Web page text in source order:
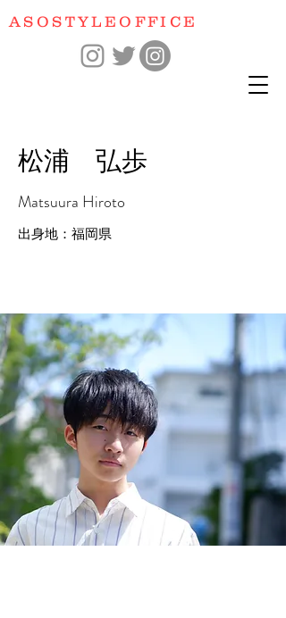
​ASOSTYLEOFFICE
​松浦 弘歩
Matsuura Hiroto
​出身地：福岡県